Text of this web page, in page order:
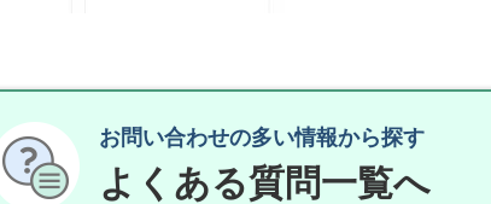
お問い合わせの多い情報から探す
よくある質問一覧へ